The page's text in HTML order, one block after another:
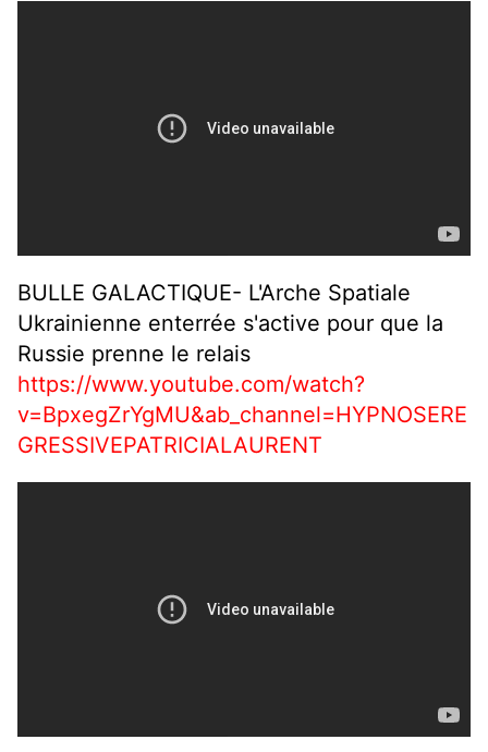
BULLE GALACTIQUE- L'Arche Spatiale
Ukrainienne enterrée s'active pour que la
Russie prenne le relais
https://www.youtube.com/watch?
v=BpxegZrYgMU&ab_channel=HYPNOSERE
GRESSIVEPATRICIALAURENT